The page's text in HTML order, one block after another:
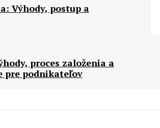
Výhody, postup a
proces založenia a
pre podnikateľov